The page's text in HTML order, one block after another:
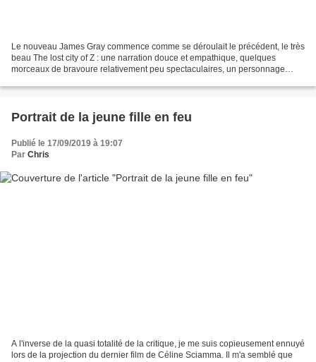
Le nouveau James Gray commence comme se déroulait le précédent, le très
beau The lost city of Z : une narration douce et empathique, quelques
morceaux de bravoure relativement peu spectaculaires, un personnage
Portrait de la jeune fille en feu
Publié le 17/09/2019 à 19:07
Par Chris
A l'inverse de la quasi totalité de la critique, je me suis copieusement ennuyé
lors de la projection du dernier film de Céline Sciamma. Il m'a semblé que